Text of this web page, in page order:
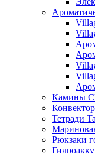
Камины
Тетради
Рюкзаки